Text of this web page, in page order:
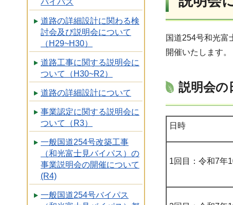
バイパス
道路の詳細設計に関わる検
討会及び説明会について
（H29~H30）
道路工事に関する説明会に
ついて（H30~R2）
道路の詳細設計について
事業認定に関する説明会に
ついて（R3）
一般国道254号改築工事
（和光富士見バイパス）の
事業説明会の開催について
(R4)
一般国道254号バイパス
国道254号和光富
開催いたします。
説明会の
日時
1回目：令和7年